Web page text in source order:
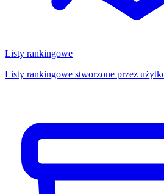
Listy rankingowe
Listy rankingowe stworzone przez